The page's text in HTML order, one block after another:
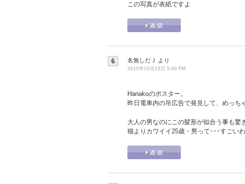
この写真が表紙ですよ
6 名無しだＪ より
2015年10月23日 5:00 PM
Hanakoのポスター。
昨日電車内の吊広告で発見して、めっち
大人の男なのにこの髪形が似合う事も驚
猫よりカワイイ25歳・男って･･･すごい